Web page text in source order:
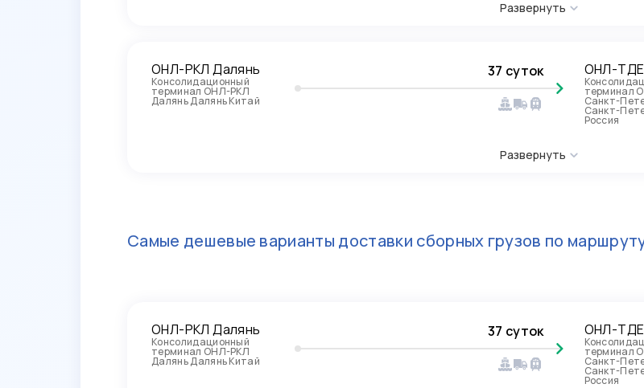
Развернуть
ОНЛ-РКЛ Далянь
Консолидационный
терминал ОНЛ-РКЛ
Далянь Далянь Китай
37 суток ОНЛ-
терминал
Санкт-
Санкт-
Россия
Развернуть
Самые дешевые варианты доставки сборных грузов по
ОНЛ-РКЛ Далянь
Консолидационный
терминал ОНЛ-РКЛ
Далянь Далянь Китай
37 суток ОНЛ-
терминал
Санкт-
Санкт-
Россия